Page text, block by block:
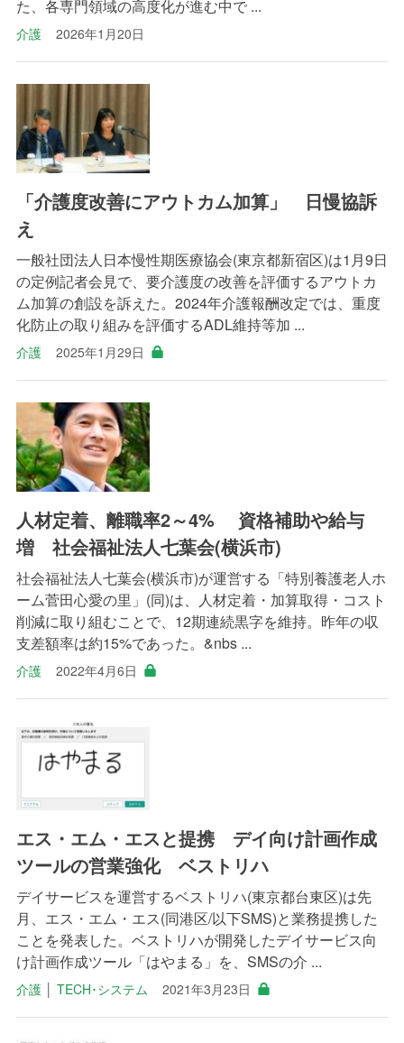
た、各専門領域の高度化が進む中で ...
介護 2026年1月20日
「介護度改善にアウトカム加算」 日慢協訴
え
一般社団法人日本慢性期医療協会(東京都新宿区)は1月9日
の定例記者会見で、要介護度の改善を評価するアウトカ
ム加算の創設を訴えた。2024年介護報酬改定では、重度
化防止の取り組みを評価するADL維持等加 ...
介護 2025年1月29日
人材定着、離職率2～4% 資格補助や給与
増 社会福祉法人七葉会(横浜市)
社会福祉法人七葉会(横浜市)が運営する「特別養護老人ホ
ーム菅田心愛の里」(同)は、人材定着・加算取得・コスト
削減に取り組むことで、12期連続黒字を維持。昨年の収
支差額率は約15%であった。&nbs ...
介護 2022年4月6日
エス・エム・エスと提携 デイ向け計画作成
ツールの営業強化 ベストリハ
デイサービスを運営するベストリハ(東京都台東区)は先
月、エス・エム・エス(同港区/以下SMS)と業務提携した
ことを発表した。ベストリハが開発したデイサービス向
け計画作成ツール「はやまる」を、SMSの介 ...
介護│ TECH･システム 2021年3月23日